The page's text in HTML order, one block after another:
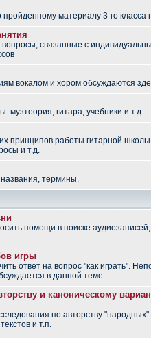
материалу 3-го класса
связанные с
вокалом и хором обсуждаются
музтеория, гитара, учебники и т.д.
принципов работы гитарной
и т.д.
термины.
помощи в поиске аудиозаписей,
игры
ответ на вопрос "как играть".
в данной теме.
и каноническому
по авторству "народных"
и т.п.